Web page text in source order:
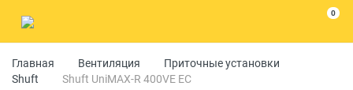
0
Главная Вентиляция
Приточные установки
Shuft
Shuft UniMAX-R 400VE EC